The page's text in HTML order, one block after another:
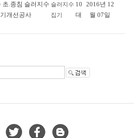
초.종침 슬러지수
개선공사
슬러지수
집기
10
대
2016년 12
월 07일